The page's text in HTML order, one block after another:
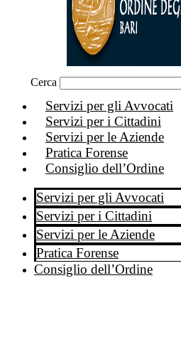
Cerca
Servizi per gli Avvocati
Servizi per i Cittadini
Servizi per le Aziende
Pratica Forense
Consiglio dell’Ordine
Servizi per gli Avvocati
Servizi per i Cittadini
Servizi per le Aziende
Pratica Forense
Consiglio dell’Ordine